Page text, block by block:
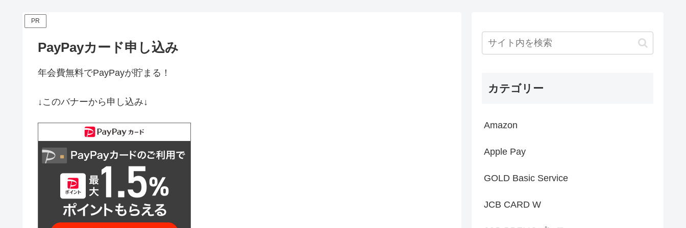
PR
PayPayカード申し込み
年会費無料でPayPayが貯まる！
↓このバナーから申し込み↓
カテゴリー
Amazon
Apple Pay
GOLD Basic Service
JCB CARD W